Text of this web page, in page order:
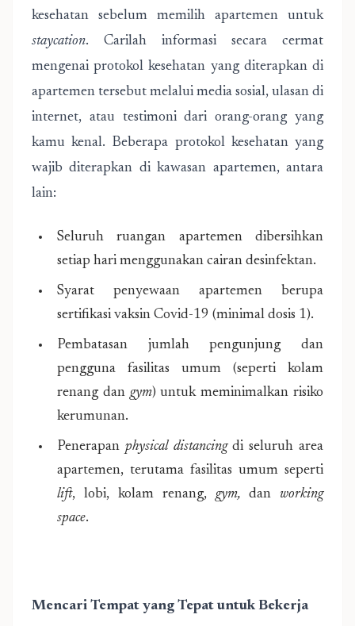
kesehatan sebelum memilih apartemen untuk
staycation. Carilah informasi secara cermat
mengenai protokol kesehatan yang diterapkan di
apartemen tersebut melalui media sosial, ulasan di
internet, atau testimoni dari orang-orang yang
kamu kenal. Beberapa protokol kesehatan yang
wajib diterapkan di kawasan apartemen, antara
lain:
Seluruh ruangan apartemen dibersihkan
setiap hari menggunakan cairan desinfektan.
Syarat penyewaan apartemen berupa
sertifikasi vaksin Covid-19 (minimal dosis 1).
Pembatasan jumlah pengunjung dan
pengguna fasilitas umum (seperti kolam
renang dan gym) untuk meminimalkan risiko
kerumunan.
Penerapan physical distancingdi seluruh area
apartemen, terutama fasilitas umum seperti
lift, lobi, kolam renang, gym, dan working
space.
Mencari Tempat yang Tepat untuk Bekerja